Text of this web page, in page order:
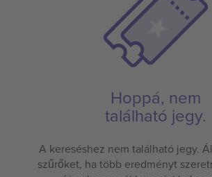
Hoppá, nem
található jegy.
A kereséshez nem található jegy.
szűrőket, ha több eredményt